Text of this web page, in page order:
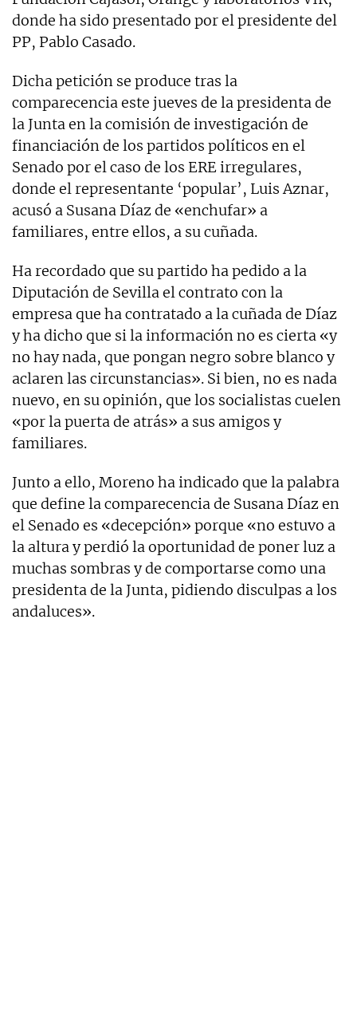
donde ha sido presentado por el presidente del
PP, Pablo Casado.
Dicha petición se produce tras la
comparecencia este jueves de la presidenta de
la Junta en la comisión de investigación de
financiación de los partidos políticos en el
Senado por el caso de los ERE irregulares,
donde el representante ‘popular’, Luis Aznar,
acusó a Susana Díaz de «enchufar» a
familiares, entre ellos, a su cuñada.
Ha recordado que su partido ha pedido a la
Diputación de Sevilla el contrato con la
empresa que ha contratado a la cuñada de Díaz
y ha dicho que si la información no es cierta «y
no hay nada, que pongan negro sobre blanco y
aclaren las circunstancias». Si bien, no es nada
nuevo, en su opinión, que los socialistas cuelen
«por la puerta de atrás» a sus amigos y
familiares.
Junto a ello, Moreno ha indicado que la palabra
que define la comparecencia de Susana Díaz en
el Senado es «decepción» porque «no estuvo a
la altura y perdió la oportunidad de poner luz a
muchas sombras y de comportarse como una
presidenta de la Junta, pidiendo disculpas a los
andaluces».